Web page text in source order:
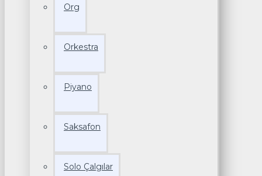
Org
Orkestra
Piyano
Saksafon
Solo Çalgılar